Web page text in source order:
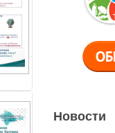
Новости